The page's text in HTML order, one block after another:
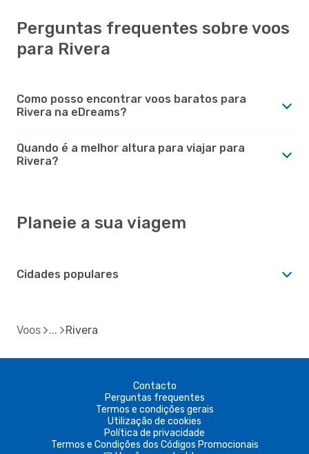
Perguntas frequentes sobre voos
para Rivera
Como posso encontrar voos baratos para
Rivera na eDreams?
Quando é a melhor altura para viajar para
Rivera?
Planeie a sua viagem
Cidades populares
Voos Rivera
Contacto
Perguntas frequentes
Termos e condições gerais
Utilização de cookies
Política de privacidade
Termos e Condições dos Códigos Promocionais